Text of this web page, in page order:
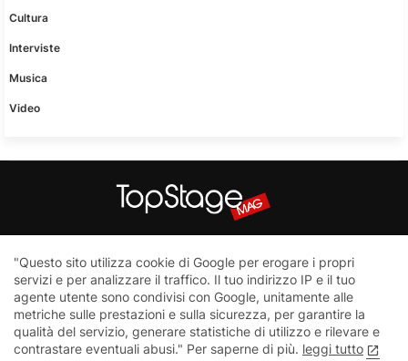
Cultura
Interviste
Musica
Video
aggiornato senza nessuna periodicità. Non può pertanto
considerarsi un prodotto editoriale ai sensi della legge n.62 del
7.03.2001
Home Contatti Privacy Policy
"Questo sito utilizza cookie di Google per erogare i propri
servizi e per analizzare il traffico. Il tuo indirizzo IP e il tuo
agente utente sono condivisi con Google, unitamente alle
metriche sulle prestazioni e sulla sicurezza, per garantire la
qualità del servizio, generare statistiche di utilizzo e rilevare e
contrastare eventuali abusi." Per saperne di più. leggi tutto